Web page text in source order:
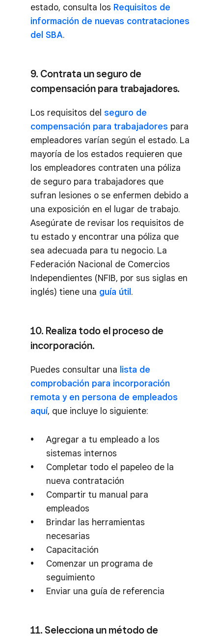
estado, consulta los Requisitos de
información de nuevas contrataciones
del SBA.
9. Contrata un seguro de
compensación para trabajadores.
Los requisitos del seguro de
compensación para trabajadores para
empleadores varían según el estado. La
mayoría de los estados requieren que
los empleadores contraten una póliza
de seguro para trabajadores que
sufran lesiones o se enfermen debido a
una exposición en el lugar de trabajo.
Asegúrate de revisar los requisitos de
tu estado y encontrar una póliza que
sea adecuada para tu negocio. La
Federación Nacional de Comercios
Independientes (NFIB, por sus siglas en
inglés) tiene una guía útil .
10. Realiza todo el proceso de
incorporación.
Puedes consultar una lista de
comprobación para incorporación
remota y en persona de empleados
aquí, que incluye lo siguiente:
Agregar a tu empleado a los
sistemas internos
Completar todo el papeleo de la
nueva contratación
Compartir tu manual para
empleados
Brindar las herramientas
necesarias
Capacitación
Comenzar un programa de
seguimiento
Enviar una guía de referencia
11. Selecciona un método de